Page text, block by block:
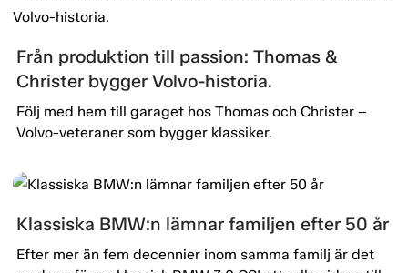
Från produktion till passion: Thomas &
Christer bygger Volvo-historia.
Följ med hem till garaget hos Thomas och Christer –
Volvo-veteraner som bygger klassiker.
Klassiska BMW:n lämnar familjen efter 50 år
Efter mer än fem decennier inom samma familj är det